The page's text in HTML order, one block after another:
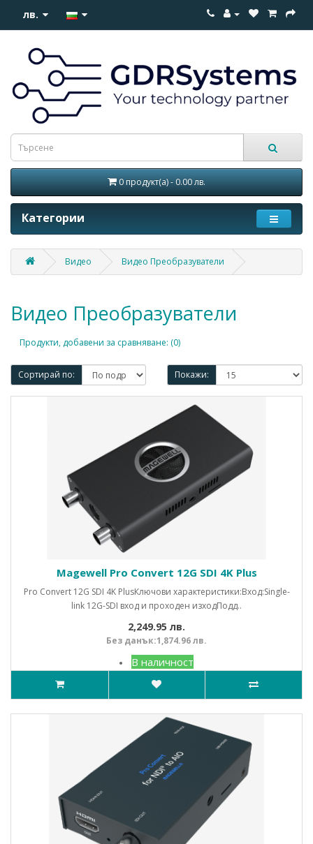
лв.
0 продукт(а) - 0.00 лв.
Категории
Видео Видео Преобразуватели
Видео Преобразуватели
Продукти, добавени за сравняване: (0)
Сортирай по: Покажи:
Magewell Pro Convert 12G SDI 4K Plus
Pro Convert 12G SDI 4K PlusКлючови характеристики:Вход:Single-
link 12G-SDI вход и проходен изходПодд..
2,249.95 лв.
Без данък:1,874.96 лв.
В наличност